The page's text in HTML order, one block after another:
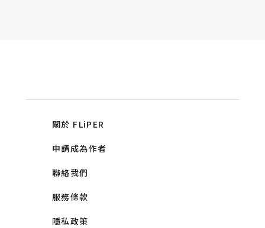
關於 FLiPER
申請成為作者
聯絡我們
服務條款
隱私政策